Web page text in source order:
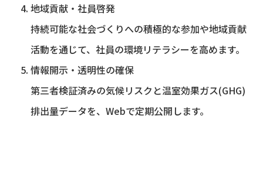
地域貢献・社員啓発
持続可能な社会づくりへの積極的な参加や地域貢献
活動を通じて、社員の環境リテラシーを高めます。
情報開示・透明性の確保
第三者検証済みの気候リスクと温室効果ガス(GHG)
排出量データを、Webで定期公開します。